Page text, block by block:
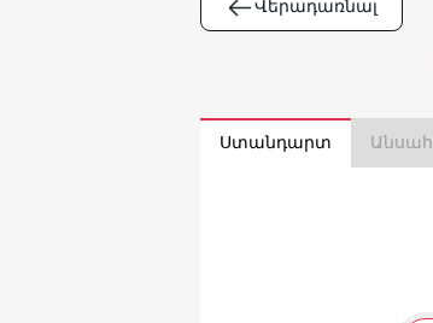
Վերադառնալ
Ստանդարտ